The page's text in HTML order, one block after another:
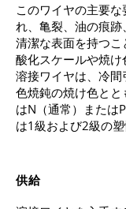
このワイヤの主要な
れ、亀裂、油の痕
清潔な表面を持つ
酸化スケールや焼
溶接ワイヤは、冷
色焼鈍の焼け色と
はN（通常）または
は1級および2級の塑
供給